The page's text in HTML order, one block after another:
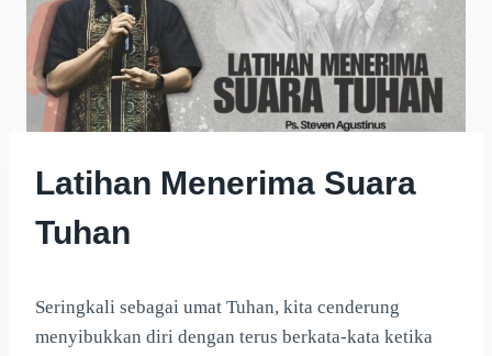
Latihan Menerima Suara
Tuhan
Seringkali sebagai umat Tuhan, kita cenderung
menyibukkan diri dengan terus berkata-kata ketika